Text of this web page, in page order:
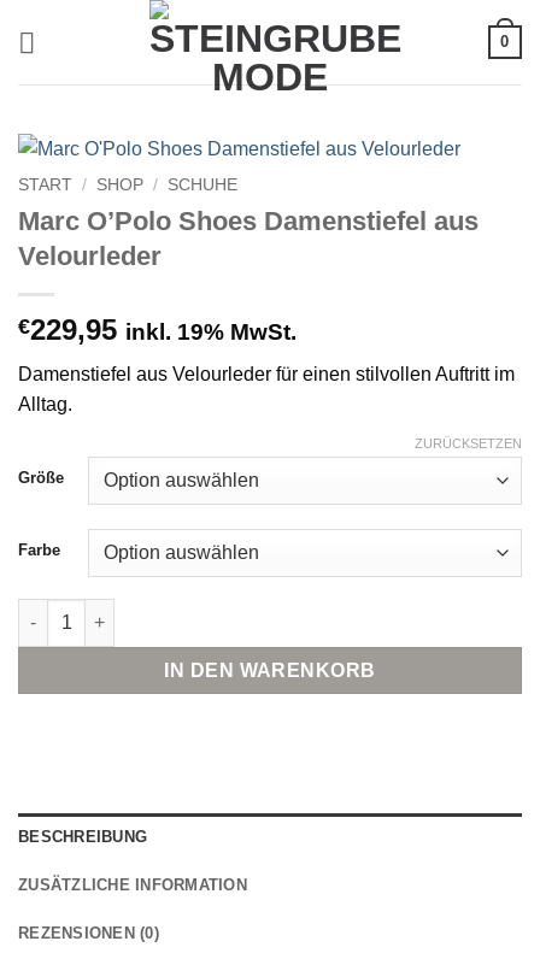
0
START / SHOP / SCHUHE
Marc O’Polo Shoes Damenstiefel aus
Velourleder
€229,95 inkl. 19% MwSt.
Damenstiefel aus Velourleder für einen stilvollen Auftritt im
Alltag.
Größe
Farbe
ZURÜCKSETZEN
Marc O'Polo Shoes Damenstiefel aus Velourleder Menge
IN DEN WARENKORB
BESCHREIBUNG
ZUSÄTZLICHE INFORMATION
REZENSIONEN (0)